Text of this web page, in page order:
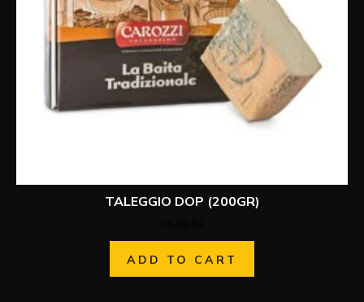
TALEGGIO DOP (200GR)
ADD TO CART